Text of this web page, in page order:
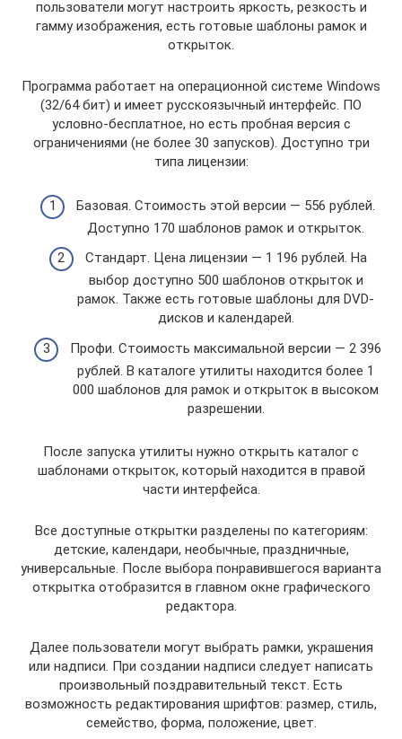
пользователи могут настроить яркость, резкость и
гамму изображения, есть готовые шаблоны рамок и
открыток.
Программа работает на операционной системе Windows
(32/64 бит) и имеет русскоязычный интерфейс. ПО
условно-бесплатное, но есть пробная версия с
ограничениями (не более 30 запусков). Доступно три
типа лицензии:
Базовая. Стоимость этой версии — 556 рублей.
Доступно 170 шаблонов рамок и открыток.
Стандарт. Цена лицензии — 1 196 рублей. На
выбор доступно 500 шаблонов открыток и
рамок. Также есть готовые шаблоны для DVD-
дисков и календарей.
Профи. Стоимость максимальной версии — 2 396
рублей. В каталоге утилиты находится более 1
000 шаблонов для рамок и открыток в высоком
разрешении.
После запуска утилиты нужно открыть каталог с
шаблонами открыток, который находится в правой
части интерфейса.
Все доступные открытки разделены по категориям:
детские, календари, необычные, праздничные,
универсальные. После выбора понравившегося варианта
открытка отобразится в главном окне графического
редактора.
Далее пользователи могут выбрать рамки, украшения
или надписи. При создании надписи следует написать
произвольный поздравительный текст. Есть
возможность редактирования шрифтов: размер, стиль,
семейство, форма, положение, цвет.